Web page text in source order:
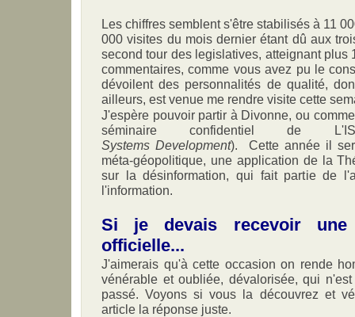
Les chiffres semblent s'être stabilisés à 11
000 visites du mois dernier étant dû aux
second tour des legislatives, atteignant plus
commentaires, comme vous avez pu le
dévoilent des personnalités de qualité,
ailleurs, est venue me rendre visite cette
J'espère pouvoir partir à Divonne, ou
séminaire confidentiel de
Systems Development). Cette année il
méta-géopolitique, une application de la
sur la désinformation, qui fait partie de
l'information.
Si je devais recevoir une
officielle...
J'aimerais qu'à cette occasion on rende
vénérable et oubliée, dévalorisée, qui
passé. Voyons si vous la découvrez et
article la réponse juste.